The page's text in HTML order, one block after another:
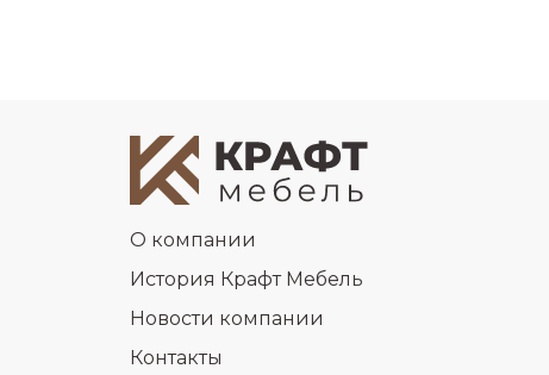
О компании
История Крафт Мебель
Новости компании
Контакты